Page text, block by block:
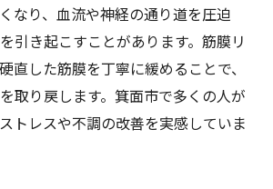
なり、血流や神経の通り道を圧迫
引き起こすことがあります。筋膜リ
直した筋膜を丁寧に緩めることで、
取り戻します。箕面市で多くの人が
トレスや不調の改善を実感していま